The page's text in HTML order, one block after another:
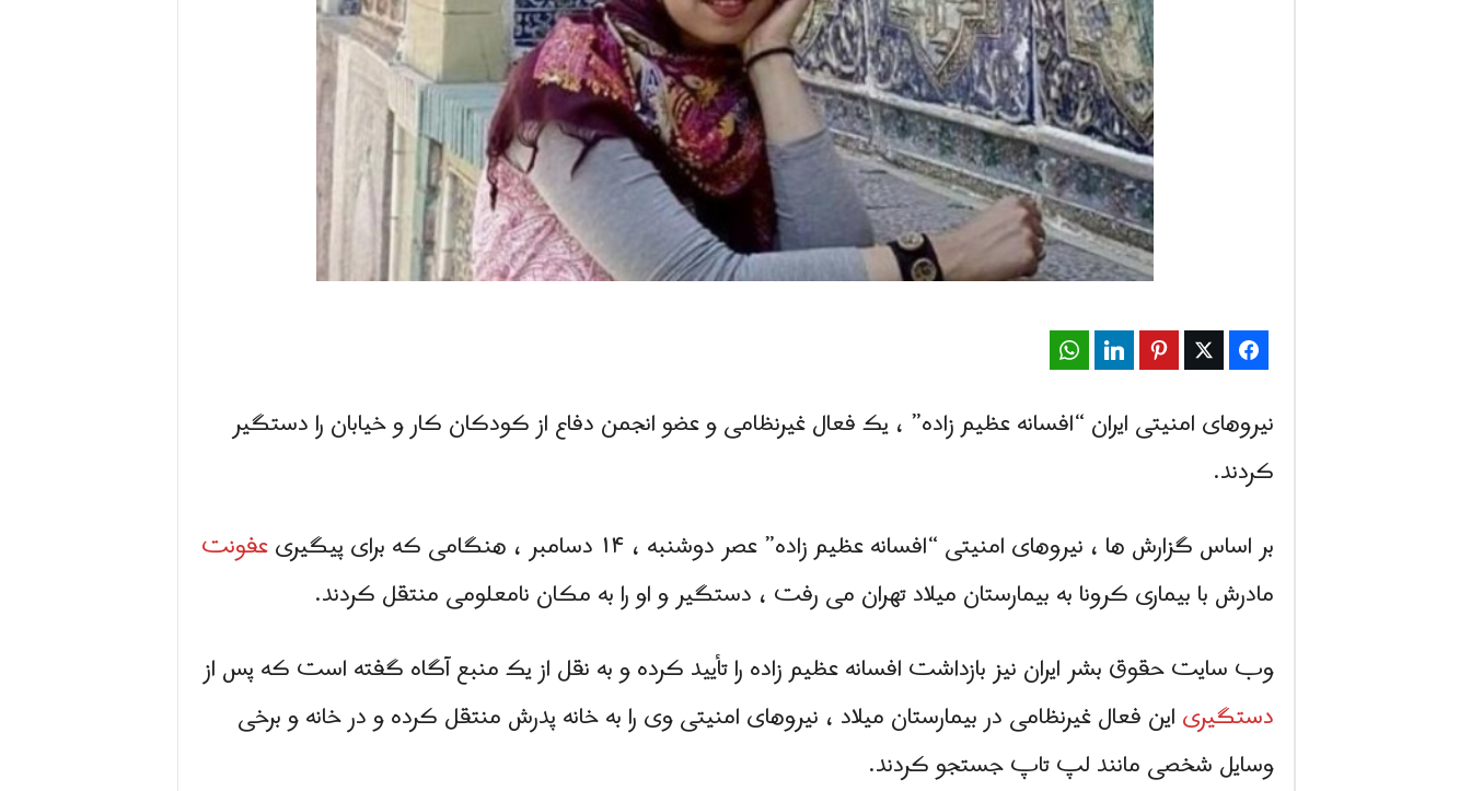
ر
س
ن
ی
و
ز
4
Facebook
Twitter
Pinterest
LinkedIn
نیروهای امنیتی ایران “افسانه عظیم زاده” ، یک فعال غیرنظامی و عضو انجمن دفاع از کودکان کار و خیابان را دستگیر
کردند.
بر اساس گزارش ها ، نیروهای امنیتی “افسانه عظیم زاده” عصر دوشنبه ، ۱۴ دسامبر ، هنگامی که برای پیگیری
عفونت
مادرش با بیماری کرونا به بیمارستان میلاد تهران می رفت ، دستگیر و او را به مکان نامعلومی منتقل کردند.
وب سایت حقوق بشر ایران نیز بازداشت افسانه عظیم زاده را تأیید کرده و به نقل از یک منبع آگاه گفته است که پس از
دستگیریاین فعال غیرنظامی در بیمارستان میلاد ، نیروهای امنیتی وی را به خانه پدرش منتقل کرده و در خانه و برخی
وسایل شخصی مانند لپ تاپ جستجو کردند.